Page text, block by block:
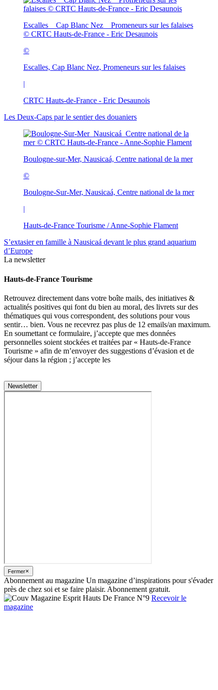
Escalles _ Cap Blanc Nez _ Promeneurs sur les falaises
© CRTC Hauts-de-France - Eric Desaunois
©
Escalles, Cap Blanc Nez, Promeneurs sur les falaises
|
CRTC Hauts-de-France - Eric Desaunois
Les Deux-Caps par le sentier des douaniers
Boulogne-sur-Mer, Nausicaá, Centre national de la mer
©
Boulogne-Sur-Mer, Nausicaá, Centre national de la mer
|
Hauts-de-France Tourisme / Anne-Sophie Flament
S’extasier en famille à Nausicaá devant le plus grand aquarium
d’Europe
La newsletter
Hauts-de-France Tourisme
Retrouvez directement dans votre boîte mails, des initiatives &
actualités positives qui font du bien au moral, des livrets sur des
thématiques qui vous correspondent, des solutions pour vous
sentir… bien. Vous ne recevrez pas plus de 12 emails/an maximum.
En soumettant ce formulaire, j’accepte que mes données
personnelles soient stockées et traitées par « Hauts-de-France
Tourisme » afin de m’envoyer des suggestions d’évasion et de
séjour dans la région ; j’accepte les
Newsletter
Fermer×
Abonnement au magazine Un magazine d’inspirations pour s'évader
près de chez soi et se faire plaisir. Abonnement gratuit.
Recevoir le
magazine